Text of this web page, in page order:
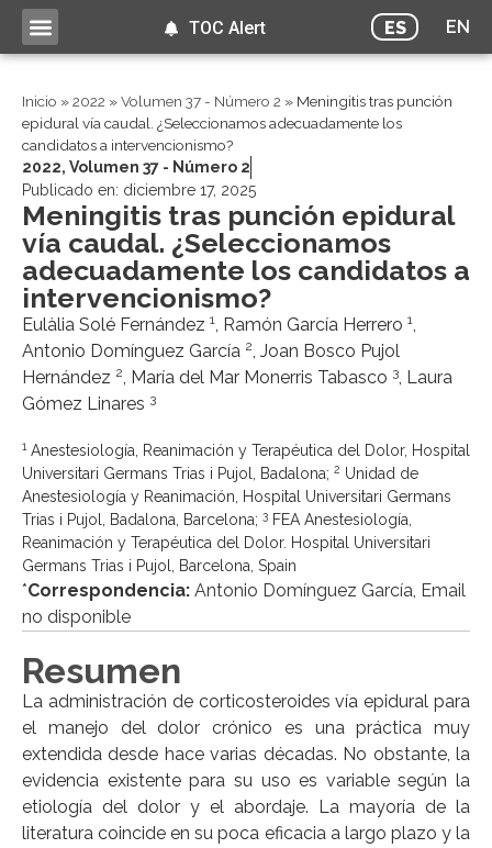
ES EN
TOC Alert
Inicio »2022 »Volumen 37 - Número 2 » Meningitis tras punción
epidural vía caudal. ¿Seleccionamos adecuadamente los
candidatos a intervencionismo?
2022, Volumen 37 - Número 2
Publicado en: diciembre 17, 2025
Meningitis tras punción epidural
vía caudal. ¿Seleccionamos
adecuadamente los candidatos a
intervencionismo?
Eulàlia Solé Fernández 1, Ramón García Herrero 1,
Antonio Domínguez García 2, Joan Bosco Pujol
Hernández 2, María del Mar Monerris Tabasco 3, Laura
Gómez Linares 3
1Anestesiología, Reanimación y Terapéutica del Dolor, Hospital
Universitari Germans Trias i Pujol, Badalona; 2 Unidad de
Anestesiología y Reanimación, Hospital Universitari Germans
Trias i Pujol, Badalona, Barcelona; 3 FEA Anestesiología,
Reanimación y Terapéutica del Dolor. Hospital Universitari
Germans Trias i Pujol, Barcelona, Spain
*Correspondencia: Antonio Domínguez García, Email
no disponible
Resumen
La administración de corticosteroides vía epidural para
el manejo del dolor crónico es una práctica muy
extendida desde hace varias décadas. No obstante, la
evidencia existente para su uso es variable según la
etiología del dolor y el abordaje. La mayoría de la
literatura coincide en su poca eficacia a largo plazo y la